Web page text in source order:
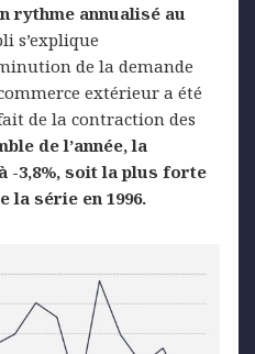
rythme annualisé au
s’explique
de la demande
extérieur a été
de la contraction des
de l’année, la
-3,8%, soit la plus forte
la série en 1996.